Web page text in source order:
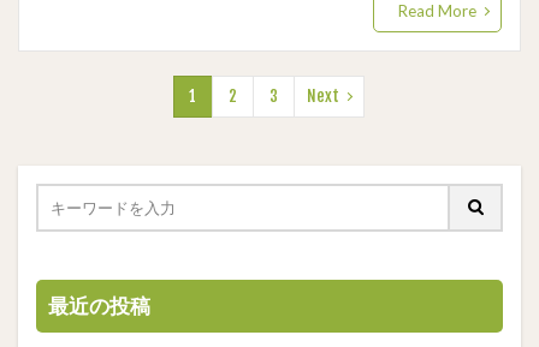
Read More
1 2 3 Next
最近の投稿